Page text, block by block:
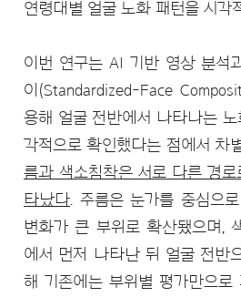
연령대별 얼굴 노화 패턴을 시각
이번 연구는 AI 기반 영상 분석
이(Standardized-Face
용해 얼굴 전반에서 나타나는 노
각적으로 확인했다는 점에서 차
름과 색소침착은 서로 다른 경
타났다 . 주름은 눈가를 중심으
변화가 큰 부위로 확산됐으며,
에서 먼저 나타난 뒤 얼굴 전반
해 기존에는 부위별 평가만으로